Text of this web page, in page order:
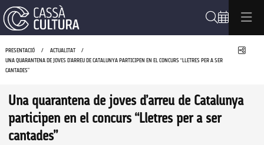
PRESENTACIÓ
ACTUALITAT
UNA QUARANTENA DE JOVES D’ARREU DE CATALUNYA PARTICIPEN EN EL CONCURS “LLETRES PER A SER
CANTADES”
Una quarantena de joves d’arreu de Catalunya
participen en el concurs “Lletres per a ser
cantades”